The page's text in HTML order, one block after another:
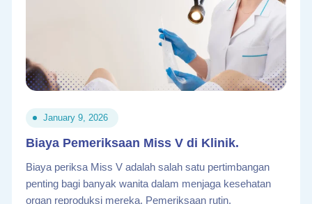
January 9, 2026
Biaya Pemeriksaan Miss V di Klinik.
Biaya periksa Miss V adalah salah satu pertimbangan
penting bagi banyak wanita dalam menjaga kesehatan
organ reproduksi mereka. Pemeriksaan rutin.